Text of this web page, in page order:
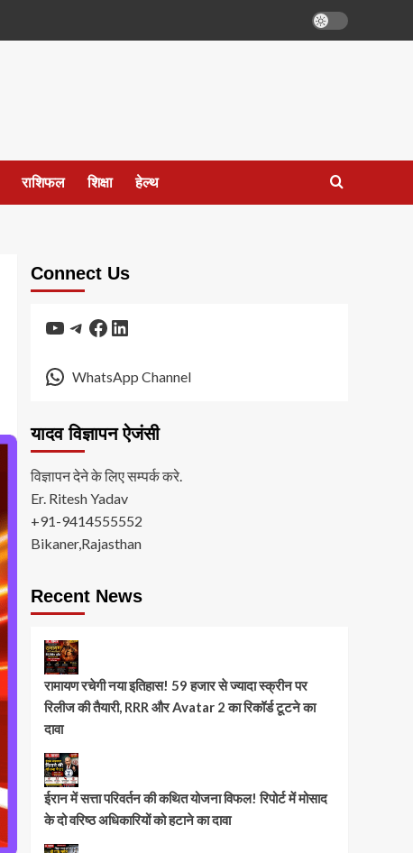
राशिफल शिक्षा हेल्थ
Connect Us
YouTube
Telegram
Facebook
LinkedIn
WhatsApp Channel
यादव विज्ञापन ऐजंसी
विज्ञापन देने के लिए सम्पर्क करे.
Er. Ritesh Yadav
+91-9414555552
Bikaner,Rajasthan
Recent News
रामायण रचेगी नया इतिहास! 59 हजार से ज्यादा स्क्रीन पर
रिलीज की तैयारी, RRR और Avatar 2 का रिकॉर्ड टूटने का
दावा
ईरान में सत्ता परिवर्तन की कथित योजना विफल! रिपोर्ट में मोसाद
के दो वरिष्ठ अधिकारियों को हटाने का दावा